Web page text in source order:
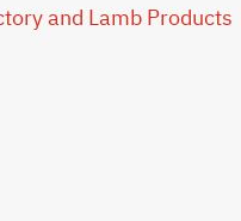
and Lamb Products